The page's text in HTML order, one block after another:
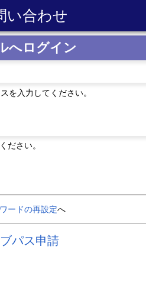
い合わせ
へログイン
を入力してください。
ださい。
ードの再設定へ
パス申請